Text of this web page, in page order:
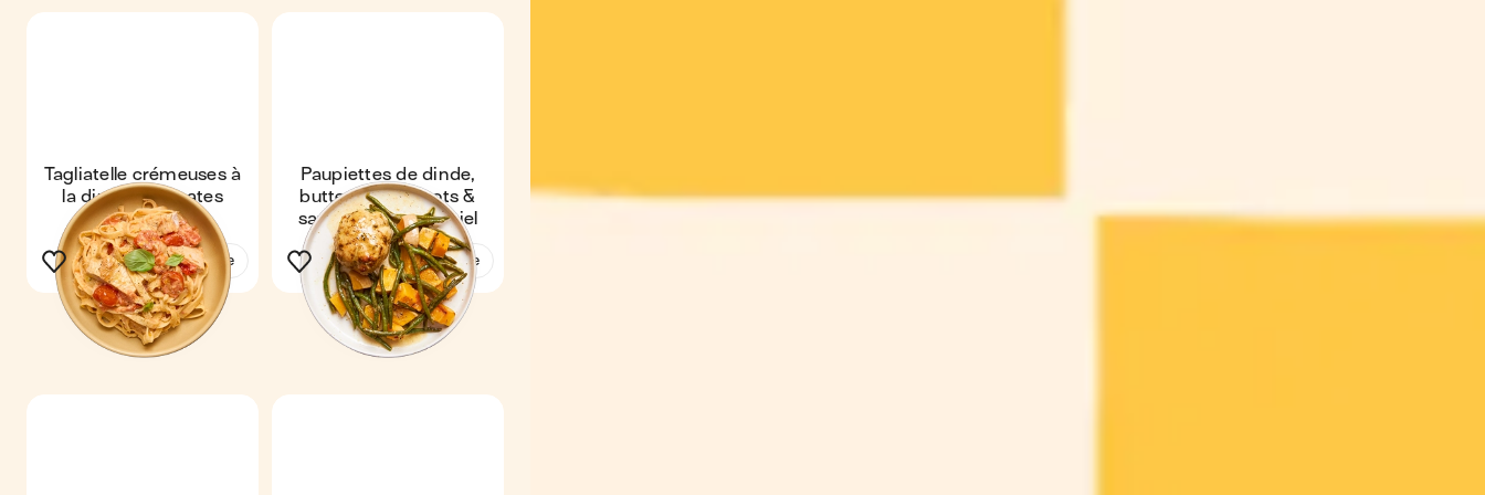
Tagliatelle crémeuses à
la dinde & tomates
cerises
Voir la recette
Paupiettes de dinde,
butternut, haricots &
sauce moutarde miel
Voir la recette